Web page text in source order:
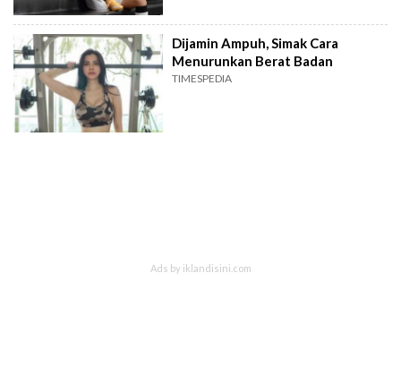
Dijamin Ampuh, Simak Cara
Menurunkan Berat Badan
TIMESPEDIA